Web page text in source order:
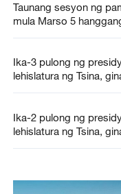
Taunang sesyon ng
mula Marso 5
Ika-3 pulong ng
lehislatura ng Tsina,
Ika-2 pulong ng
lehislatura ng Tsina,